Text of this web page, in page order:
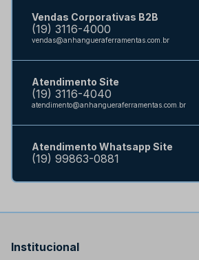
Vendas Corporativas B2B
(19) 3116-4000
vendas@anhangueraferramentas.com.br
Atendimento Site
(19) 3116-4040
atendimento@anhangueraferramentas.com.br
Atendimento Whatsapp Site
(19) 99863-0881
Institucional